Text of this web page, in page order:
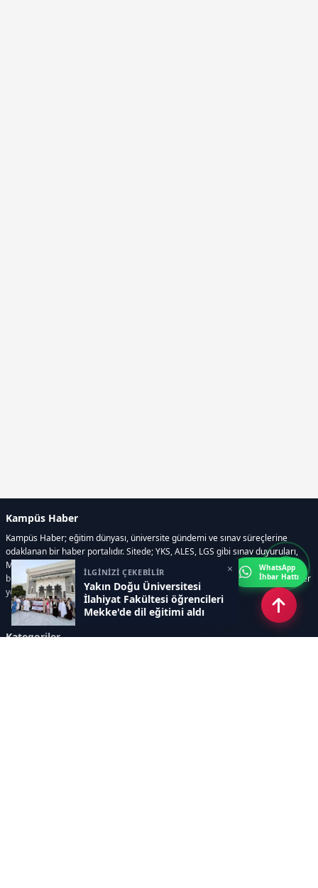
İLGİNİZİ ÇEKEBİLİR
Yakın Doğu Üniversitesi
İlahiyat Fakültesi öğrencileri
Mekke'de dil eğitimi aldı
×
Kampüs Haber
Kampüs Haber; eğitim dünyası, üniversite gündemi ve sınav süreçlerine
odaklanan bir haber portalıdır. Sitede; YKS, ALES, LGS gibi sınav duyuruları,
Milli Eğitim Bakanlığı gelişmeleri, üniversite haberleri, rehberlik içerikleri,
bilim ve teknoloji alanındaki yenilikler ile öğrenci yaşamına dair güncel bilgiler
yer alır.
Kategoriler
WhatsApp
İhbar Hattı